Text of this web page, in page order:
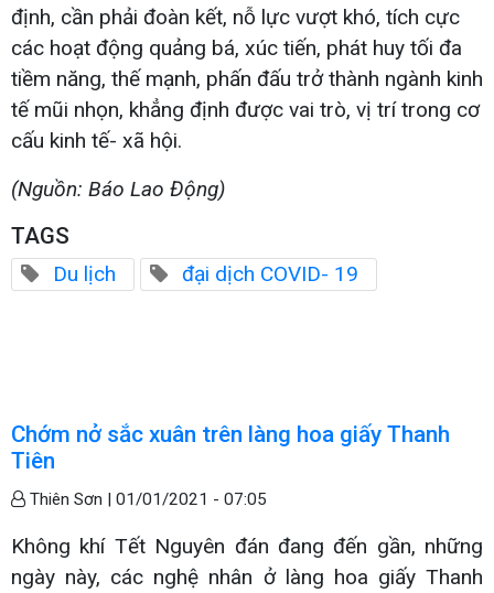
định, cần phải đoàn kết, nỗ lực vượt khó, tích cực
các hoạt động quảng bá, xúc tiến, phát huy tối đa
tiềm năng, thế mạnh, phấn đấu trở thành ngành kinh
tế mũi nhọn, khẳng định được vai trò, vị trí trong cơ
cấu kinh tế- xã hội.
(Nguồn: Báo Lao Động)
TAGS
Du lịch đại dịch COVID- 19
Chớm nở sắc xuân trên làng hoa giấy Thanh
Tiên
Thiên Sơn | 01/01/2021 - 07:05
Không khí Tết Nguyên đán đang đến gần, những
ngày này, các nghệ nhân ở làng hoa giấy Thanh